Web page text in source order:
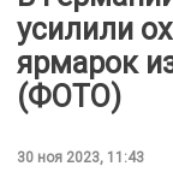
усилили
ярмарок
(ФОТО)
30 ноя 2023, 11:43